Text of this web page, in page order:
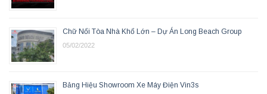
Chữ Nổi Tòa Nhà Khổ Lớn – Dự Án Long Beach Group
05/02/2022
Bảng Hiệu Showroom Xe Máy Điện Vin3s